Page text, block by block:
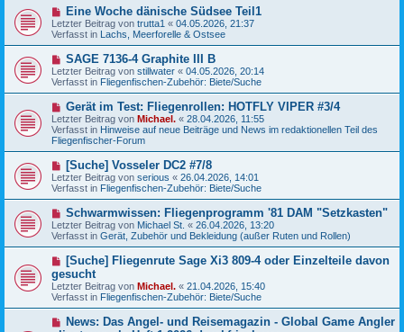
B
e
i
t
a
g
N
e
u
e
B
e
i
t
a
g
Eine Woche dänische Südsee Teil1
Letzter Beitrag von trutta1 « 04.05.2026, 21:37
Verfasst in Lachs, Meerforelle & Ostsee
N
e
u
e
B
e
i
t
r
g
SAGE 7136-4 Graphite III B
Letzter Beitrag von stillwater « 04.05.2026, 20:14
Verfasst in Fliegenfischen-Zubehör: Biete/Suche
N
e
u
e
r
B
i
t
r
a
g
Gerät im Test: Fliegenrollen: HOTFLY VIPER #3/4
Letzter Beitrag von Michael. « 28.04.2026, 11:55
Verfasst in Hinweise auf neue Beiträge und News im redaktionellen Teil des
Fliegenfischer-Forum
N
e
u
e
B
e
i
t
a
g
[Suche] Vosseler DC2 #7/8
Letzter Beitrag von serious « 26.04.2026, 14:01
Verfasst in Fliegenfischen-Zubehör: Biete/Suche
N
e
u
e
B
e
i
t
r
a
g
Schwarmwissen: Fliegenprogramm '81 DAM "Setzkasten"
Letzter Beitrag von Michael St. « 26.04.2026, 13:20
Verfasst in Gerät, Zubehör und Bekleidung (außer Ruten und Rollen)
N
e
u
e
r
B
[Suche] Fliegenrute Sage Xi3 809-4 oder Einzelteile davon
gesucht
Letzter Beitrag von Michael. « 21.04.2026, 15:40
Verfasst in Fliegenfischen-Zubehör: Biete/Suche
NNews: Das Angel- und Reisemagazin - Global Game Angler